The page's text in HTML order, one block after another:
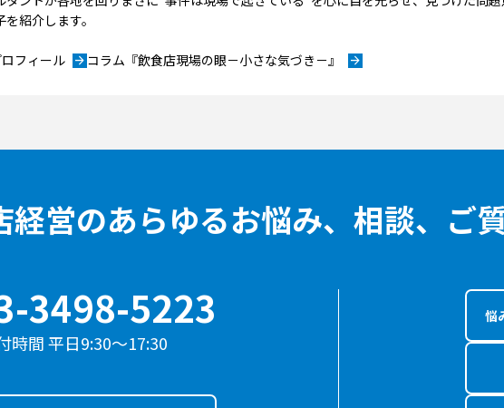
紹介します。
フィール arrow_forward コラム『飲食店現場の眼－小さな気づき－』 arrow_forward
経営のあらゆるお悩み、相談、ご
3498-5223
時間 平日9:30〜17:30
悩